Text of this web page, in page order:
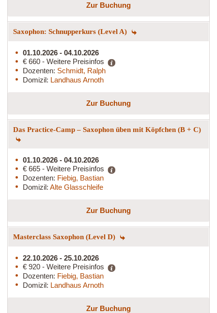
Zur Buchung
Saxophon: Schnupperkurs (Level A)
01.10.2026 - 04.10.2026
€ 660 - Weitere Preisinfos
Dozenten: Schmidt, Ralph
Domizil: Landhaus Arnoth
Zur Buchung
Das Practice-Camp – Saxophon üben mit Köpfchen (B + C)
01.10.2026 - 04.10.2026
€ 665 - Weitere Preisinfos
Dozenten: Fiebig, Bastian
Domizil: Alte Glasschleife
Zur Buchung
Masterclass Saxophon (Level D)
22.10.2026 - 25.10.2026
€ 920 - Weitere Preisinfos
Dozenten: Fiebig, Bastian
Domizil: Landhaus Arnoth
Zur Buchung